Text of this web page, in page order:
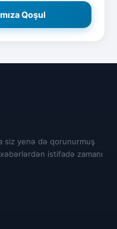
Qoşul
siz yenə də qorunurmuş
istifadə zamanı